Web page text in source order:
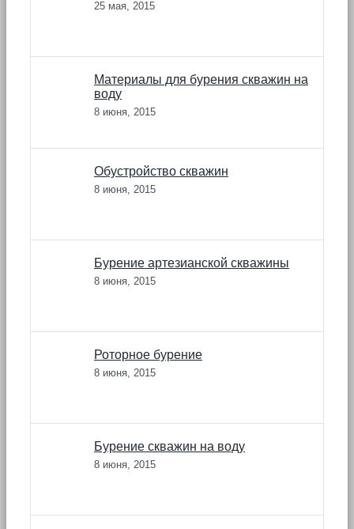
25 мая, 2015
Материалы для бурения скважин на
воду
8 июня, 2015
Обустройство скважин
8 июня, 2015
Бурение артезианской скважины
8 июня, 2015
Роторное бурение
8 июня, 2015
Бурение скважин на воду
8 июня, 2015